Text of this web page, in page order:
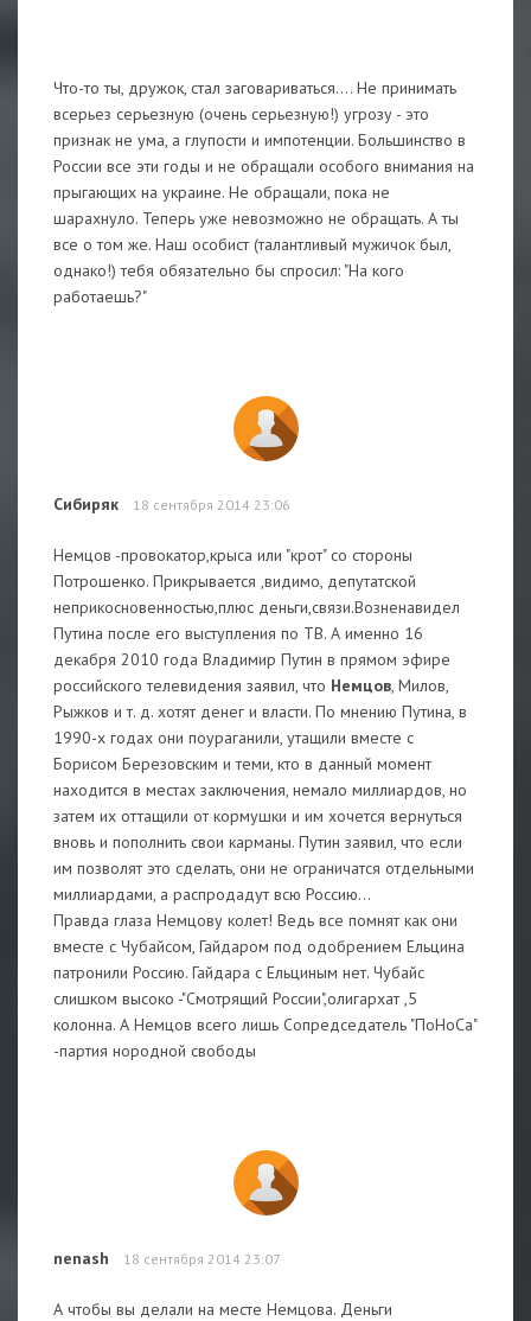
Что-то ты, дружок, стал заговариваться.... Не принимать
всерьез серьезную (очень серьезную!) угрозу - это
признак не ума, а глупости и импотенции. Большинство в
России все эти годы и не обращали особого внимания на
прыгающих на украине. Не обращали, пока не
шарахнуло. Теперь уже невозможно не обращать. А ты
все о том же. Наш особист (талантливый мужичок был,
однако!) тебя обязательно бы спросил: "На кого
работаешь?"
Сибиряк 18 сентября 2014 23:06
Немцов -провокатор,крыса или "крот" со стороны
Потрошенко. Прикрывается ,видимо, депутатской
неприкосновенностью,плюс деньги,связи.Возненавидел
Путина после его выступления по ТВ. А именно 16
декабря 2010 года Владимир Путин в прямом эфире
российского телевидения заявил, что Немцов, Милов,
Рыжков и т. д. хотят денег и власти. По мнению Путина, в
1990-х годах они поураганили, утащили вместе с
Борисом Березовским и теми, кто в данный момент
находится в местах заключения, немало миллиардов, но
затем их оттащили от кормушки и им хочется вернуться
вновь и пополнить свои карманы. Путин заявил, что если
им позволят это сделать, они не ограничатся отдельными
миллиардами, а распродадут всю Россию...
Правда глаза Немцову колет! Ведь все помнят как они
вместе с Чубайсом, Гайдаром под одобрением Ельцина
патронили Россию. Гайдара с Ельциным нет. Чубайс
слишком высоко -"Смотрящий России",олигархат ,5
колонна. А Немцов всего лишь Сопредседатель "ПоНоСа"
-партия нородной свободы
nenash 18 сентября 2014 23:07
А чтобы вы делали на месте Немцова. Деньги